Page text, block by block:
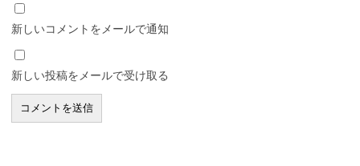
新しいコメントをメールで通知
新しい投稿をメールで受け取る